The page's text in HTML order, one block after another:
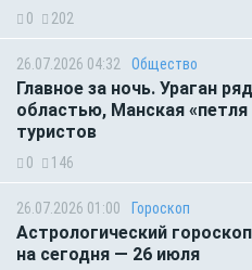
0 202
26.07.2026 04:32 Общество
Главное за ночь. Ураган
областью, Манская «петля
туристов
0 146
26.07.2026 01:00 Гороскоп
Астрологический
на сегодня — 26 июля